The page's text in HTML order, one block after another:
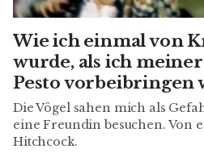
Wie ich einmal von
wurde, als ich
Pesto vorbeibringen
Die Vögel sahen mich als
eine Freundin besuchen. Von
Hitchcock.